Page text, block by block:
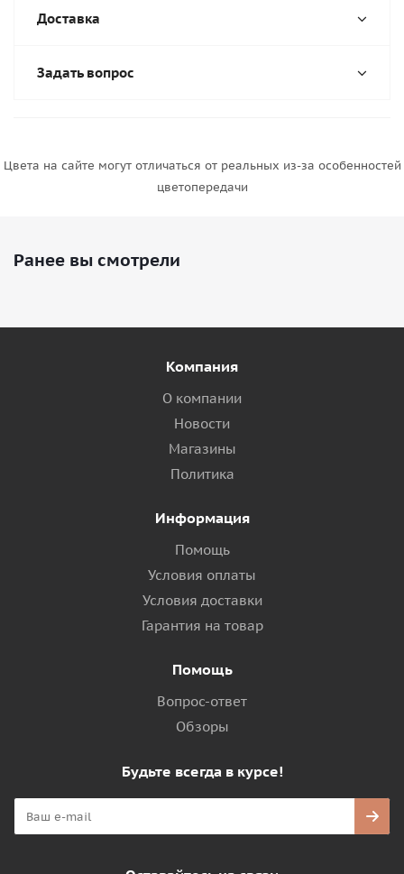
Доставка
Задать вопрос
Цвета на сайте могут отличаться от реальных из-за особенностей
цветопередачи
Ранее вы смотрели
Компания
О компании
Новости
Магазины
Политика
Информация
Помощь
Условия оплаты
Условия доставки
Гарантия на товар
Помощь
Вопрос-ответ
Обзоры
Будьте всегда в курсе!